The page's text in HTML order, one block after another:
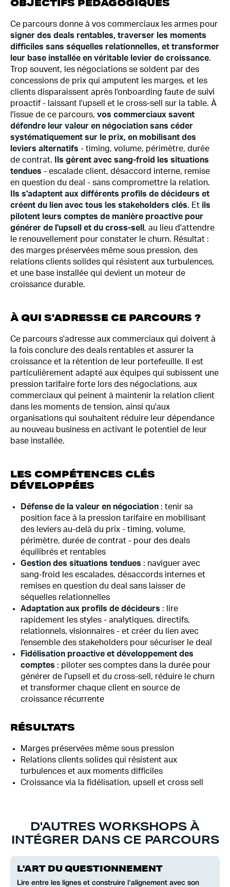
OBJECTIFS PÉDAGOGIQUES
Ce parcours donne à vos commerciaux les armes pour
signer des deals rentables, traverser les moments
difficiles sans séquelles relationnelles, et transformer
leur base installée en véritable levier de croissance.
Trop souvent, les négociations se soldent par des
concessions de prix qui amputent les marges, et les
clients disparaissent après l'onboarding faute de suivi
proactif - laissant l'upsell et le cross-sell sur la table. À
l'issue de ce parcours, vos commerciaux savent
défendre leur valeur en négociation sans céder
systématiquement sur le prix, en mobilisant des
leviers alternatifs - timing, volume, périmètre, durée
de contrat.
Ils gèrent avec sang-froid les situations
tendues - escalade client, désaccord interne, remise
en question du deal - sans compromettre la relation.
Ils s'adaptent aux différents profils de décideurs et
créent du lien avec tous les stakeholders clés. Et ils
pilotent leurs comptes de manière proactive pour
générer de l'upsell et du cross-sell , au lieu d'attendre
le renouvellement pour constater le churn. Résultat :
des marges préservées même sous pression, des
relations clients solides qui résistent aux turbulences,
et une base installée qui devient un moteur de
croissance durable.
À QUI S'ADRESSE CE PARCOURS ?
Ce parcours s'adresse aux commerciaux qui doivent à
la fois conclure des deals rentables et assurer la
croissance et la rétention de leur portefeuille. Il est
particulièrement adapté aux équipes qui subissent une
pression tarifaire forte lors des négociations, aux
commerciaux qui peinent à maintenir la relation client
dans les moments de tension, ainsi qu'aux
organisations qui souhaitent réduire leur dépendance
au nouveau business en activant le potentiel de leur
base installée.
LES COMPÉTENCES CLÉS
DÉVELOPPÉES
Défense de la valeur en négociation : tenir sa
position face à la pression tarifaire en mobilisant
des leviers au-delà du prix - timing, volume,
périmètre, durée de contrat - pour des deals
équilibrés et rentables
Gestion des situations tendues : naviguer avec
sang-froid les escalades, désaccords internes et
remises en question du deal sans laisser de
séquelles relationnelles
Adaptation aux profils de décideurs : lire
rapidement les styles - analytiques, directifs,
relationnels, visionnaires - et créer du lien avec
l'ensemble des stakeholders pour sécuriser le deal
Fidélisation proactive et développement des
comptes : piloter ses comptes dans la durée pour
générer de l'upsell et du cross-sell, réduire le churn
et transformer chaque client en source de
croissance récurrente
RÉSULTATS
Marges préservées même sous pression
Relations clients solides qui résistent aux
turbulences et aux moments difficiles
Croissance via la fidélisation, upsell et cross sell
D'AUTRES WORKSHOPS À
INTÉGRER DANS CE PARCOURS
L'ART DU QUESTIONNEMENT
Lire entre les lignes et construire l'alignement avec son